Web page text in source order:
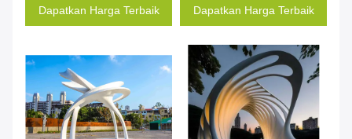
Dapatkan Harga Terbaik Dapatkan Harga Terbaik